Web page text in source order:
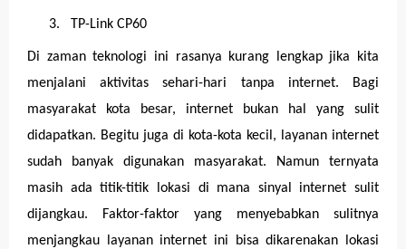
3. TP-Link CP60
Di zaman teknologi ini rasanya kurang lengkap jika kita
menjalani aktivitas sehari-hari tanpa internet. Bagi
masyarakat kota besar, internet bukan hal yang sulit
didapatkan. Begitu juga di kota-kota kecil, layanan internet
sudah banyak digunakan masyarakat. Namun ternyata
masih ada titik-titik lokasi di mana sinyal internet sulit
dijangkau. Faktor-faktor yang menyebabkan sulitnya
menjangkau layanan internet ini bisa dikarenakan lokasi